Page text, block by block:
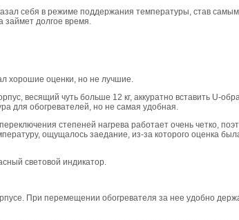
себя в режиме поддержания температуры, став
займет долгое время.
хорошие оценки, но не лучшие.
весящий чуть больше 12 кг, аккуратно вставить U-
для обогревателей, но не самая удобная.
степеней нагрева работает очень четко,
ощущалось заедание, из-за которого оценка
световой индикатор.
При перемещении обогревателя за нее удобно